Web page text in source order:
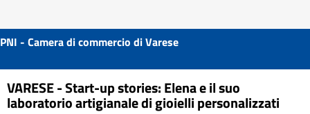
PNI - Camera di commercio di Varese
VARESE - Start-up stories: Elena e il suo
laboratorio artigianale di gioielli personalizzati